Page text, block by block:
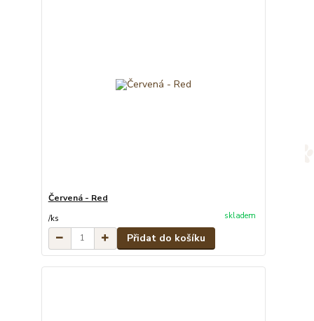
Červená - Red
/ks skladem
Přidat do košíku